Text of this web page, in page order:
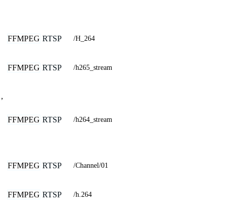
FFMPEG RTSP /H_264
FFMPEG RTSP /h265_stream
,
FFMPEG RTSP /h264_stream
FFMPEG RTSP /Channel/01
FFMPEG RTSP /h.264